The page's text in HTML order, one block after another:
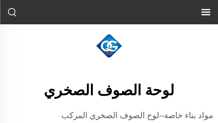
لوحة الصوف الصخري
مواد بناء خاصة--لوح الصوف الصخري المركب